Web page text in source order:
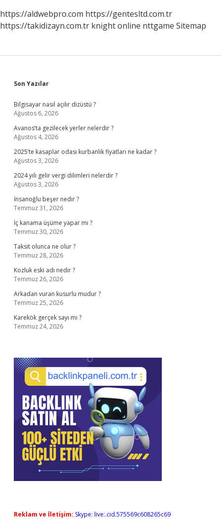
https://aldwebpro.com https://gentesltd.com.tr
https://takidizayn.com.tr knight online nttgame Sitemap
Sidebar
Son Yazılar
Bilgisayar nasıl açılır dizüstü ?
Ağustos 6, 2026
Avanos’ta gezilecek yerler nelerdir ?
Ağustos 4, 2026
2025’te kasaplar odası kurbanlık fiyatları ne kadar ?
Ağustos 3, 2026
2024 yılı gelir vergi dilimleri nelerdir ?
Ağustos 3, 2026
İnsanoğlu beşer nedir ?
Temmuz 31, 2026
İç kanama üşüme yapar mı ?
Temmuz 30, 2026
Taksit olunca ne olur ?
Temmuz 28, 2026
Kozluk eski adı nedir ?
Temmuz 26, 2026
Arkadan vuran kusurlu mudur ?
Temmuz 25, 2026
Karekök gerçek sayı mı ?
Temmuz 24, 2026
Reklam ve İletişim: Skype: live:.cid.575569c608265c69